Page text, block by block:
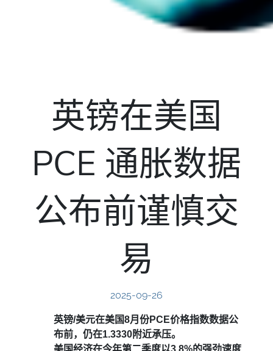
英镑在美国
PCE 通胀数据
公布前谨慎交
易
2025-09-26
英镑/美元在美国8月份PCE价格指数数据公
布前，仍在1.3330附近承压。